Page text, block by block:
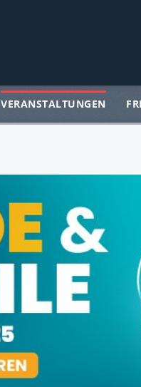
VERANSTALTUNGEN